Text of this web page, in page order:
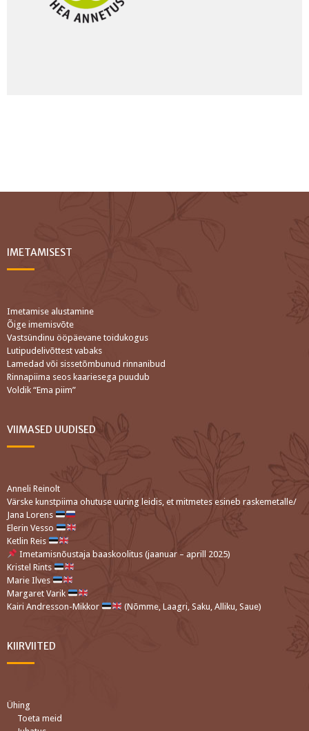
IMETAMISEST
Imetamise alustamine
Õige imemisvõte
Vastsündinu ööpäevane toidukogus
Lutipudelivõttest vabaks
Lamedad või sissetõmbunud rinnanibud
Rinnapiima seos kaariesega puudub
Voldik “Ema piim”
VIIMASED UUDISED
Anneli Reinolt
Värske kunstpiima ohutuse uuring leidis, et mitmetes esineb raskemetalle/
Jana Lorens
Elerin Vesso
Ketlin Reis
Imetamisnõustaja baaskoolitus (jaanuar – aprill 2025)
Kristel Rints
Marie Ilves
Margaret Varik
Kairi Andresson-Mikkor
(Nõmme, Laagri, Saku, Alliku, Saue)
KIIRVIITED
Ühing
Toeta meid